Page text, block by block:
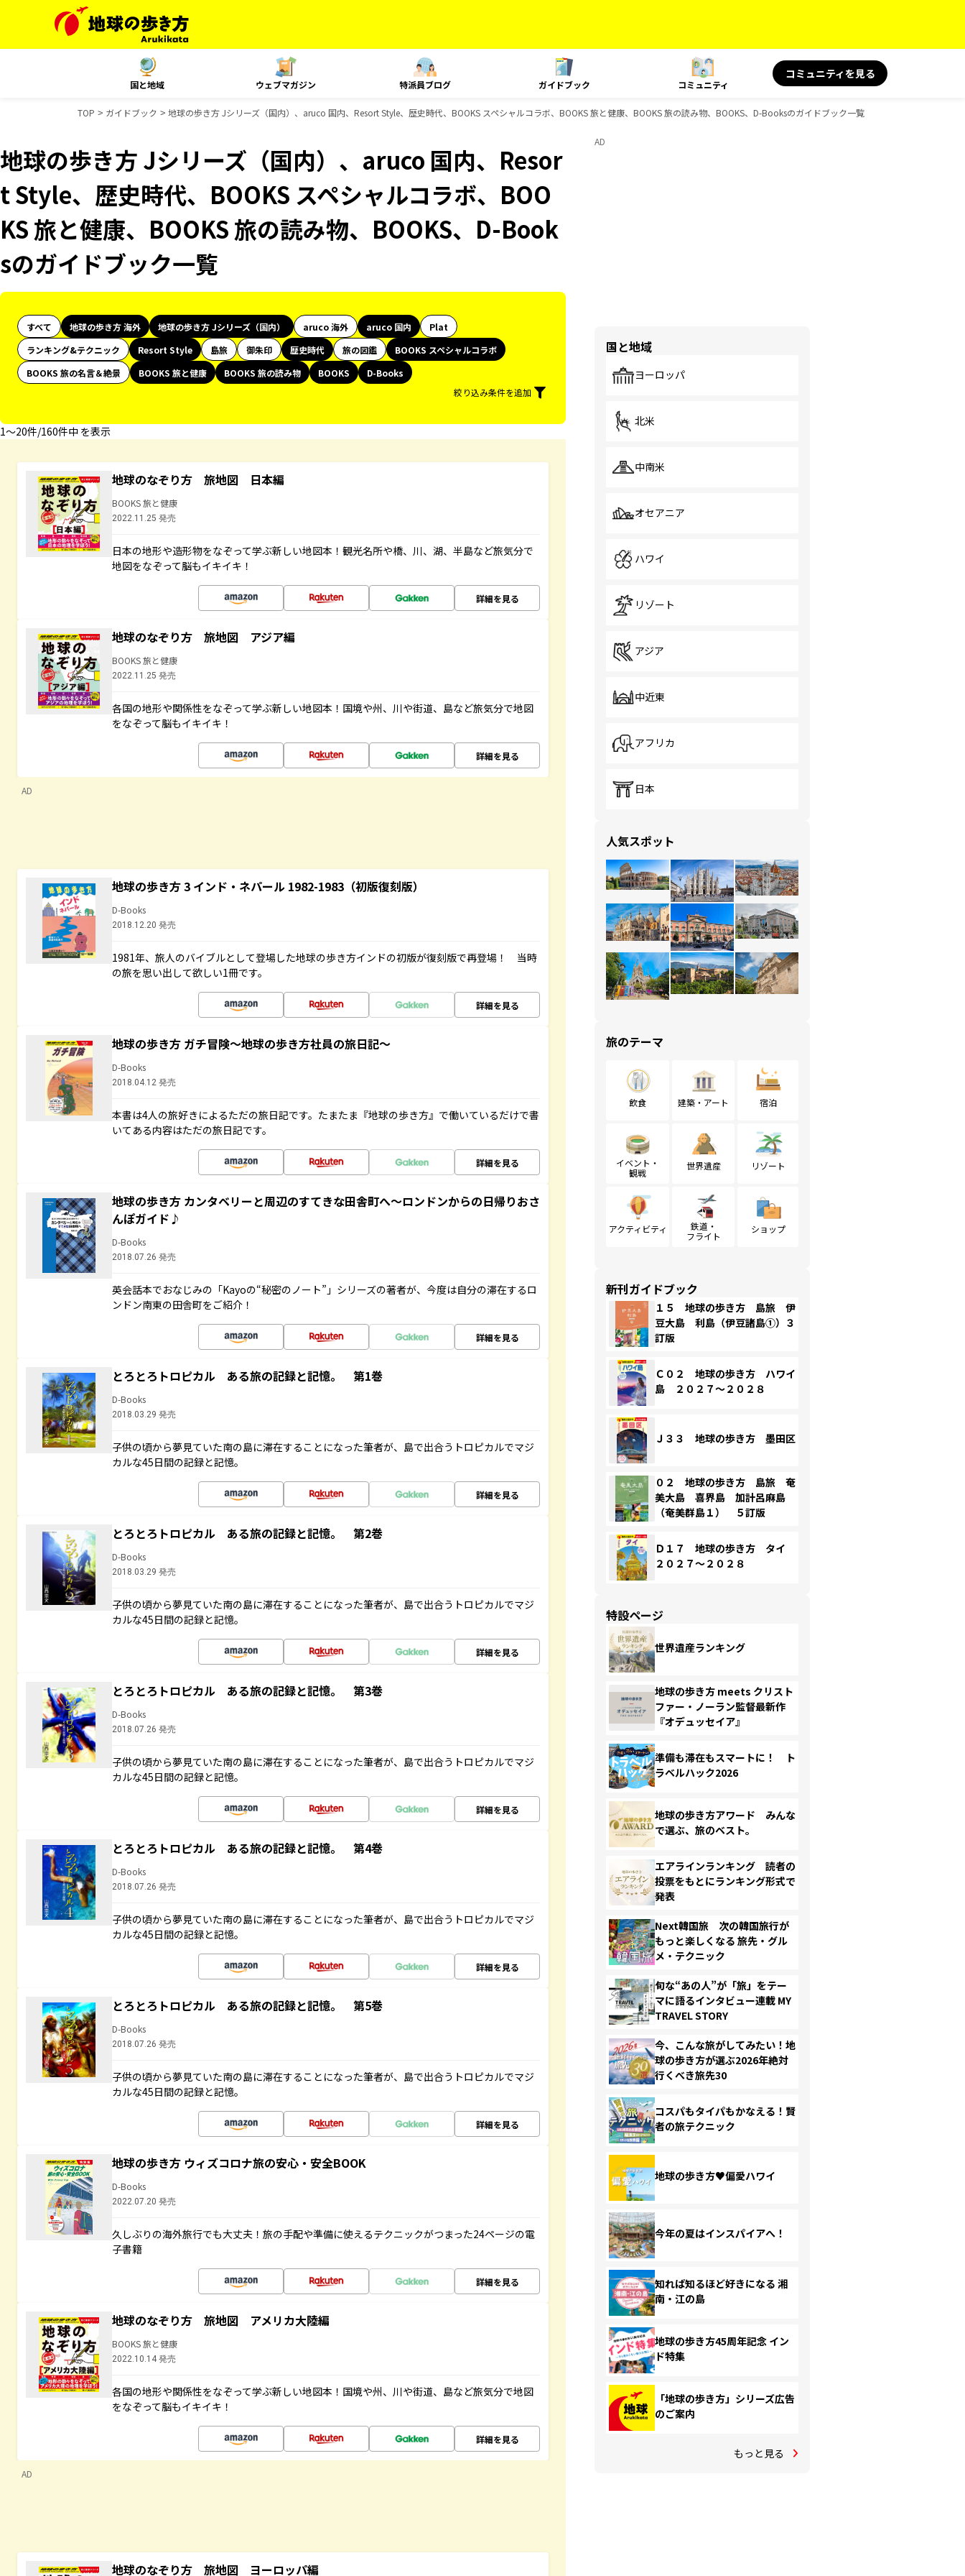
国と地域 ウェブマガジン 特派員ブログ ガイドブック コミュニティ
コミュニティを見る
TOP ガイドブック 地球の歩き方 Jシリーズ（国内）、aruco 国内、Resort Style、歴史時代、BOOKS スペシャルコラボ、BOOKS 旅と健康、BOOKS 旅の読み物、BOOKS、D-Booksのガイドブック一覧
地球の歩き方 Jシリーズ（国内）、aruco 国内、Resor
t Style、歴史時代、BOOKS スペシャルコラボ、BOO
KS 旅と健康、BOOKS 旅の読み物、BOOKS、D-Book
sのガイドブック一覧
すべて 地球の歩き方 海外 地球の歩き方 Jシリーズ（国内） aruco 海外 aruco 国内
Plat
ランキング&テクニック
Resort Style 島旅 御朱印 歴史時代 旅の図鑑
BOOKS スペシャルコラボ
BOOKS 旅の名言＆絶景
BOOKS 旅と健康 BOOKS 旅の読み物 BOOKS
D-Books
絞り込み条件を追加
1〜20件/160件中 を表示
地球のなぞり方 旅地図 日本編
BOOKS 旅と健康
2022.11.25 発売
日本の地形や造形物をなぞって学ぶ新しい地図本！観光名所や橋、川、湖、半島など旅気分で
地図をなぞって脳もイキイキ！
詳細を見る
地球のなぞり方 旅地図 アジア編
BOOKS 旅と健康
2022.11.25 発売
各国の地形や関係性をなぞって学ぶ新しい地図本！国境や州、川や街道、島など旅気分で地図
をなぞって脳もイキイキ！
詳細を見る
AD
地球の歩き方 3 インド・ネパール 1982-1983（初版復刻版）
D-Books
2018.12.20 発売
1981年、旅人のバイブルとして登場した地球の歩き方インドの初版が復刻版で再登場！ 当時
の旅を思い出して欲しい1冊です。
詳細を見る
地球の歩き方 ガチ冒険～地球の歩き方社員の旅日記～
D-Books
2018.04.12 発売
本書は4人の旅好きによるただの旅日記です。たまたま『地球の歩き方』で働いているだけで書
いてある内容はただの旅日記です。
詳細を見る
地球の歩き方 カンタベリーと周辺のすてきな田舎町へ～ロンドンからの日帰りおさ
んぽガイド♪
D-Books
2018.07.26 発売
英会話本でおなじみの「Kayoの“秘密のノート”」シリーズの著者が、今度は自分の滞在するロ
ンドン南東の田舎町をご紹介！
詳細を見る
とろとろトロピカル ある旅の記録と記憶。 第1巻
D-Books
2018.03.29 発売
子供の頃から夢見ていた南の島に滞在することになった筆者が、島で出合うトロピカルでマジ
カルな45日間の記録と記憶。
詳細を見る
とろとろトロピカル ある旅の記録と記憶。 第2巻
D-Books
2018.03.29 発売
子供の頃から夢見ていた南の島に滞在することになった筆者が、島で出合うトロピカルでマジ
カルな45日間の記録と記憶。
詳細を見る
とろとろトロピカル ある旅の記録と記憶。 第3巻
D-Books
2018.07.26 発売
子供の頃から夢見ていた南の島に滞在することになった筆者が、島で出合うトロピカルでマジ
カルな45日間の記録と記憶。
詳細を見る
とろとろトロピカル ある旅の記録と記憶。 第4巻
D-Books
2018.07.26 発売
子供の頃から夢見ていた南の島に滞在することになった筆者が、島で出合うトロピカルでマジ
カルな45日間の記録と記憶。
詳細を見る
とろとろトロピカル ある旅の記録と記憶。 第5巻
D-Books
2018.07.26 発売
子供の頃から夢見ていた南の島に滞在することになった筆者が、島で出合うトロピカルでマジ
カルな45日間の記録と記憶。
詳細を見る
地球の歩き方 ウィズコロナ旅の安心・安全BOOK
D-Books
2022.07.20 発売
久しぶりの海外旅行でも大丈夫！旅の手配や準備に使えるテクニックがつまった24ページの電
子書籍
詳細を見る
地球のなぞり方 旅地図 アメリカ大陸編
BOOKS 旅と健康
2022.10.14 発売
各国の地形や関係性をなぞって学ぶ新しい地図本！国境や州、川や街道、島など旅気分で地図
をなぞって脳もイキイキ！
詳細を見る
AD
地球のなぞり方 旅地図 ヨーロッパ編
AD
国と地域
ヨーロッパ
北米
中南米
オセアニア
ハワイ
リゾート
アジア
中近東
アフリカ
日本
人気スポット
旅のテーマ
飲食 建築・アート 宿泊
イベント・
観戦
世界遺産 リゾート
アクティビティ
鉄道・
フライト
ショップ
新刊ガイドブック
１５ 地球の歩き方 島旅 伊
豆大島 利島（伊豆諸島①）３
訂版
Ｃ０２ 地球の歩き方 ハワイ
島 ２０２７～２０２８
Ｊ３３ 地球の歩き方 墨田区
０２ 地球の歩き方 島旅 奄
美大島 喜界島 加計呂麻島
（奄美群島１） ５訂版
Ｄ１７ 地球の歩き方 タイ
２０２７～２０２８
特設ページ
世界遺産ランキング
地球の歩き方 meets クリスト
ファー・ノーラン監督最新作
『オデュッセイア』
準備も滞在もスマートに！ ト
ラベルハック2026
地球の歩き方アワード みんな
で選ぶ、旅のベスト。
エアラインランキング 読者の
投票をもとにランキング形式で
発表
Next韓国旅 次の韓国旅行が
もっと楽しくなる 旅先・グル
メ・テクニック
旬な“あの人”が「旅」をテー
マに語るインタビュー連載 MY
TRAVEL STORY
今、こんな旅がしてみたい！地
球の歩き方が選ぶ2026年絶対
行くべき旅先30
コスパもタイパもかなえる！賢
者の旅テクニック
地球の歩き方♥偏愛ハワイ
今年の夏はインスパイアへ！
知れば知るほど好きになる 湘
南・江の島
地球の歩き方45周年記念 イン
ド特集
「地球の歩き方」シリーズ広告
のご案内
もっと見る